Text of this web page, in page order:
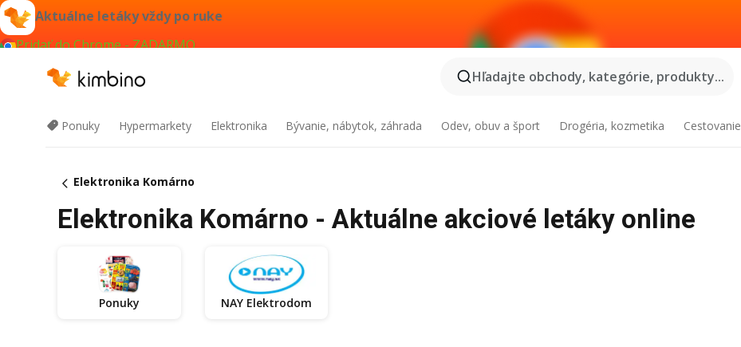
Aktuálne letáky vždy po ruke
Pridať do Chrome - ZADARMO
Hľadajte obchody, kategórie, produkty...
Ponuky Hypermarkety Elektronika Bývanie, nábytok, záhrada Odev, obuv a šport Drogéria, kozmetika Cestovanie
Elektronika Komárno
Elektronika Komárno - Aktuálne akciové letáky online
Ponuky NAY Elektrodom